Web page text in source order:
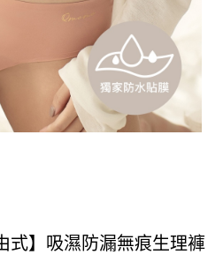
式】吸濕防漏無痕生理褲​